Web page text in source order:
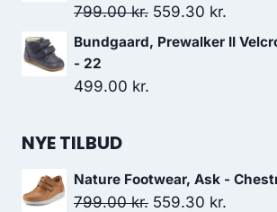
799.00kr. Den
oprindelige
559.30 kr.
Bundgaard, Prewalker II
- 22
499.00 kr.
NYE TILBUD
Nature Footwear, Ask -
799.00kr. Den
559.30 kr.